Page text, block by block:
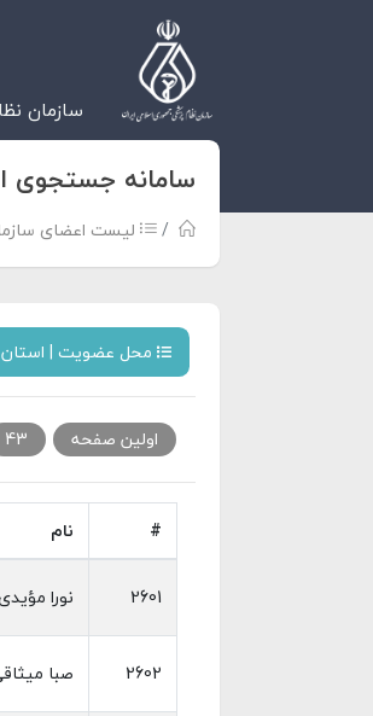
سازمان
سامانه جستجوی
لیست اعضای
محل عضویت | استان
اولین صفحه 43
# نام
2601 نورا
2602 صبا